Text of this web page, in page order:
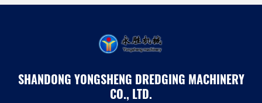
SHANDONG YONGSHENG DREDGING MACHINERY
CO., LTD.